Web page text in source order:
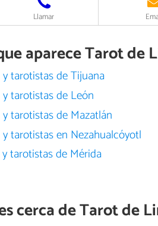
Llamar
aparece Tarot de
tarotistas de Tijuana
tarotistas de León
tarotistas de Mazatlán
tarotistas en Nezahualcóyotl
tarotistas de Mérida
cerca deTarot de